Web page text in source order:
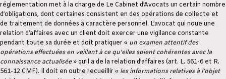
réglementation met à la charge de Le Cabinet d’Avocats un certain nombre
d’obligations, dont certaines consistent en des opérations de collecte et
de traitement de données à caractère personnel. L’avocat qui noue une
relation d’affaires avec un client doit exercer une vigilance constante
pendant toute sa durée et doit pratiquer « un examen attentif des
opérations effectuées en veillant à ce qu’elles soient cohérentes avec la
connaissance actualisée» qu’il a de la relation d’affaires (art. L. 561-6 et R.
561-12 CMF). Il doit en outre recueillir « les informations relatives à l’objet